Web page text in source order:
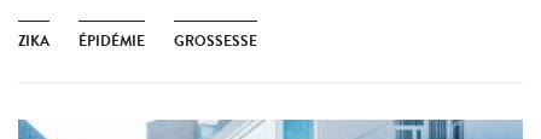
ZIKA ÉPIDÉMIE GROSSESSE